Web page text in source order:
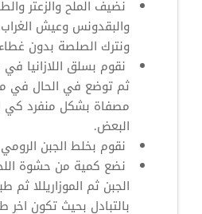
نضيف الملح والزعتر
والبقدونس وعيش
ونترك الصلصة بدون
نقوم بسلق اللازانيا
ثم توضع في الحال في
مصفاة بشكل منفرد كي
البعض.
نقوم بخلط الجبن
نضع كمية من حشوة
الجبن ثم الموزاريللا
بالتبادل بحيث تكون اخر